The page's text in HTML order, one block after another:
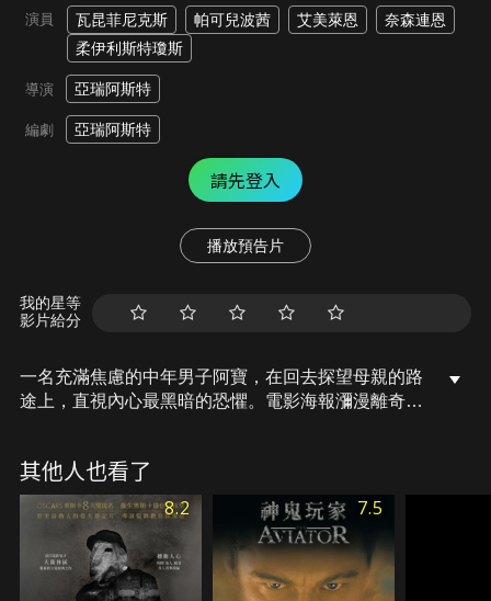
演員 瓦昆菲尼克斯 帕可兒波茜 艾美萊恩
奈森連恩
柔伊利斯特瓊斯
導演 亞瑞阿斯特
編劇 亞瑞阿斯特
請先登入
播放預告片
我的星等
影片給分
一名充滿焦慮的中年男子阿寶，在回去探望母親的路
途上，直視內心最黑暗的恐懼。電影海報瀰漫離奇的
知的旅程，不斷拚命逃亡，畫風在虛實之間切換，相
當詭異，讓阿寶頻臨崩潰、感到恐懼的真相是什麼？
其他人也看了
8.2 7.5